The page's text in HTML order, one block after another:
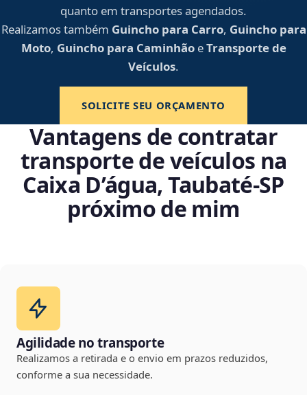
quanto em transportes agendados.
Realizamos também Guincho para Carro, Guincho para
Moto, Guincho para CaminhãoeTransporte de
Veículos.
SOLICITE SEU ORÇAMENTO
Vantagens de contratar
transporte de veículos na
Caixa D’água, Taubaté‑SP
próximo de mim
Agilidade no transporte
Realizamos a retirada e o envio em prazos reduzidos,
conforme a sua necessidade.